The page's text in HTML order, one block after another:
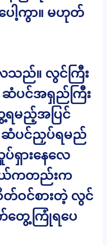
ေါ့ကွာ။ မဟုတ်
ေသည်။ လွင်ကြီး
ပင်အရှည်ကြီး
ရမည့်အပြင်
ပင်ညှပ်ရမည်
ရှားနေလေ
ယ်ကတည်းက
ဝင်စားတဲ့ လွင်
တွေ့ကြုံရပေ